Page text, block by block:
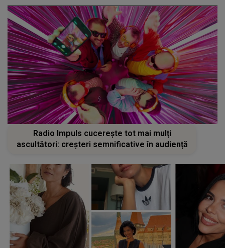
Radio Impuls cucerește tot mai mulți
ascultători: creșteri semnificative în audiență